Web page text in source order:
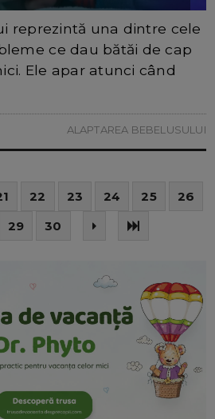
reprezintă una dintre cele
ce dau bătăi de cap
Ele apar atunci când
ALAPTAREA BEBELUSULUI
22 23 24 25
26
29 30